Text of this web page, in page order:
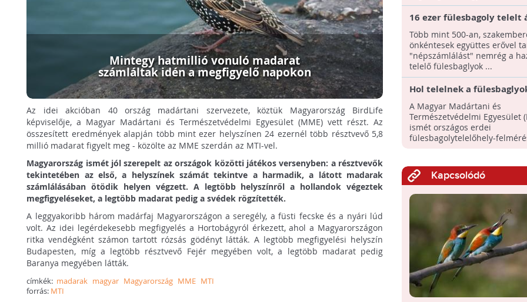
Mintegy hatmillió vonuló madarat
számláltak idén a megfigyelő napokon
Az idei akcióban 40 ország madártani szervezete, köztük Magyarország BirdLife
képviselője, a Magyar Madártani és Természetvédelmi Egyesület (MME) vett részt. Az
összesített eredmények alapján több mint ezer helyszínen 24 ezernél több résztvevő 5,8
millió madarat figyelt meg - közölte az MME szerdán az MTI-vel.
Magyarország ismét jól szerepelt az országok közötti játékos versenyben: a résztvevők
tekintetében az első, a helyszínek számát tekintve a harmadik, a látott madarak
számlálásában ötödik helyen végzett. A legtöbb helyszínről a hollandok végeztek
megfigyeléseket, a legtöbb madarat pedig a svédek rögzítették.
A leggyakoribb három madárfaj Magyarországon a seregély, a füsti fecske és a nyári lúd
volt. Az idei legérdekesebb megfigyelés a Hortobágyról érkezett, ahol a Magyarországon
ritka vendégként számon tartott rózsás gödényt látták. A legtöbb megfigyelési helyszín
Budapesten, míg a legtöbb résztvevő Fejér megyében volt, a legtöbb madarat pedig
Baranya megyében látták.
címkék: madarak magyar Magyarország MME MTI
forrás: MTI
16 ezer fülesbagoly telelt
hazánkban
Több mint 500-an,
önkéntesek együttes erővel
"népszámlálást" nemrég a
telelő fülesbaglyok ...
Hol telelnek a
az országos felmérés!
A Magyar Madártani és
Természetvédelmi Egyesület
ismét országos erdei
fülesbagolytelelőhely-
Kapcsolódó